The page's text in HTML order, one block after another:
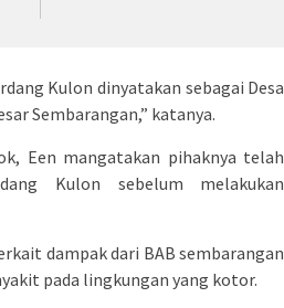
Kulon dinyatakan sebagai Desa
Sembarangan,” katanya.
Een mangatakan pihaknya telah
Kulon sebelum melakukan
dampak dari BAB sembarangan
pada lingkungan yang kotor.